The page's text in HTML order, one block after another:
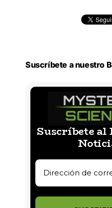
Suscríbete a nuestro
Suscríbete al